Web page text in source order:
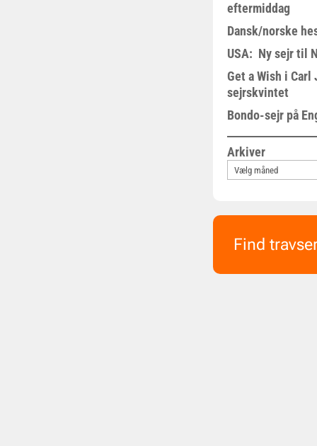
eftermiddag
Dansk/norske
USA: Ny sejr til
Get a Wish i Carl
sejrskvintet
Bondo-sejr på
Arkiver
Find